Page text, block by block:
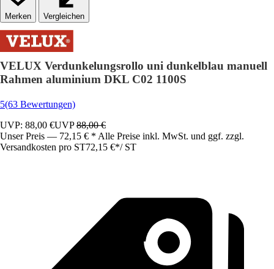
Vergleichen
VELUX Verdunkelungsrollo uni dunkelblau manuell
Rahmen aluminium DKL C02 1100S
5(63 Bewertungen)
UVP: 88,00 €UVP88,00 €
Unser Preis — 72,15 € * Alle Preise inkl. MwSt. und ggf. zzgl.
Versandkosten pro ST72,15 €*/ ST